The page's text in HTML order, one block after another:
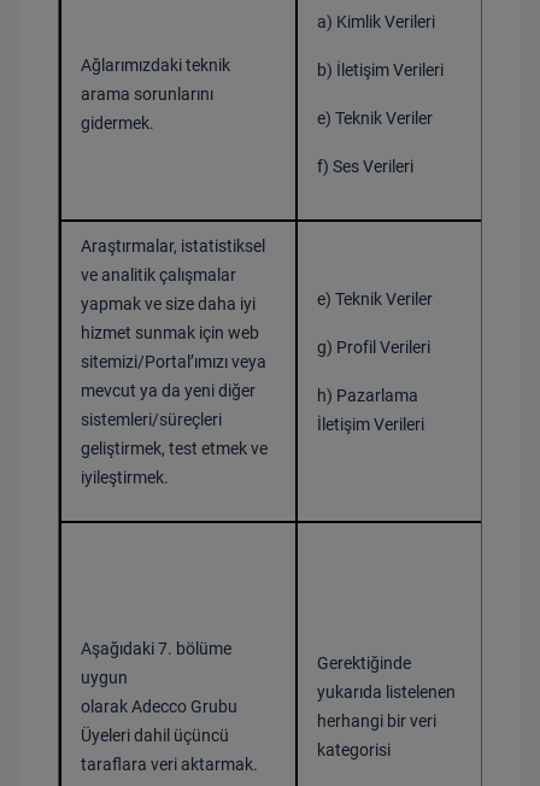
Ağlarımızdaki teknik
arama sorunlarını
gidermek.
a) Kimlik Verileri
b) İletişim Verileri
e) Teknik Veriler
f) Ses Verileri
Araştırmalar, istatistiksel
ve analitik çalışmalar
yapmak ve size daha iyi
hizmet sunmak için web
sitemizi/Portal’ımızı veya
mevcut ya da yeni diğer
sistemleri/süreçleri
geliştirmek, test etmek ve
iyileştirmek.
e) Teknik Veriler
g) Profil Verileri
h) Pazarlama
İletişim Verileri
Aşağıdaki 7. bölüme
uygun
olarak Adecco Grubu
Üyeleri dahil üçüncü
taraflara veri aktarmak.
Gerektiğinde
yukarıda listelenen
herhangi bir veri
kategorisi